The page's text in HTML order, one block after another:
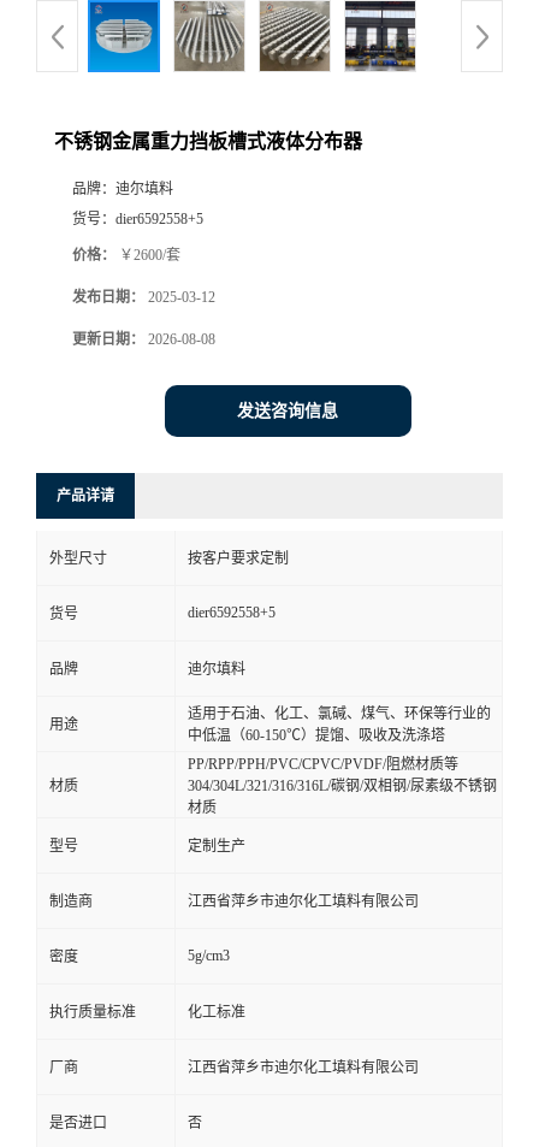
不锈钢金属重力挡板槽式液体分布器
品牌： 迪尔填料
货号： dier6592558+5
价格： ￥2600/套
发布日期： 2025-03-12
更新日期： 2026-08-08
发送咨询信息
产品详请
外型尺寸 按客户要求定制
货号 dier6592558+5
品牌 迪尔填料
用途
适用于石油、化工、氯碱、煤气、环保等行业的
中低温（60-150℃）提馏、吸收及洗涤塔
材质
PP/RPP/PPH/PVC/CPVC/PVDF/阻燃材质等
304/304L/321/316/316L/碳钢/双相钢/尿素级不锈钢
材质
型号 定制生产
制造商 江西省萍乡市迪尔化工填料有限公司
密度 5g/cm3
执行质量标准 化工标准
厂商 江西省萍乡市迪尔化工填料有限公司
是否进口 否